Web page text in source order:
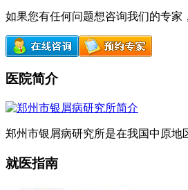
如果您有任何问题想咨询我们的专
医院简介
郑州市银屑病研究所是在我国中原
就医指南